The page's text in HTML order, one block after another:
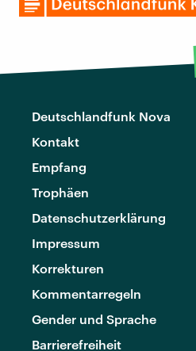
Deutschlandfunk Nova
Kontakt
Empfang
Trophäen
Datenschutzerklärung
Impressum
Korrekturen
Kommentarregeln
Gender und Sprache
Barrierefreiheit